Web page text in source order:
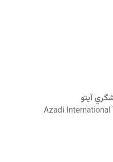
آيتو
Azadi International